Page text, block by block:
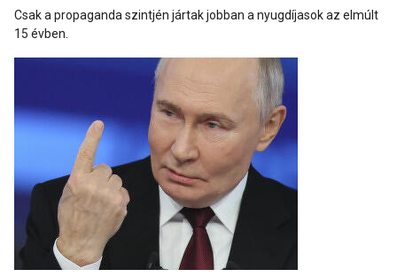
Csak a propaganda szintjén jártak jobban a nyugdíjasok az elmúlt
15 évben.